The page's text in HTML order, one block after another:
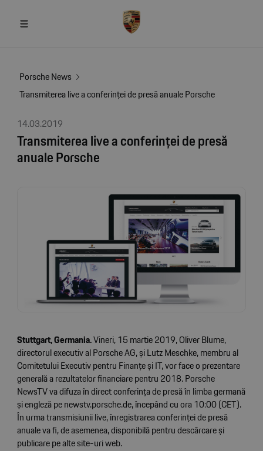
Porsche News
Transmiterea live a conferinței de presă anuale Porsche
14.03.2019
Transmiterea live a conferinței de presă
anuale Porsche
Stuttgart, Germania.Vineri, 15 martie 2019, Oliver Blume,
directorul executiv al Porsche AG, și Lutz Meschke, membru al
Comitetului Executiv pentru Finanțe și IT, vor face o prezentare
generală a rezultatelor financiare pentru 2018. Porsche
NewsTV va difuza în direct conferința de presă în limba germană
și engleză pe newstv.porsche.de, începând cu ora 10:00 (CET).
În urma transmisiunii live, înregistrarea conferinței de presă
anuale va fi, de asemenea, disponibilă pentru descărcare și
publicare pe alte site-uri web.